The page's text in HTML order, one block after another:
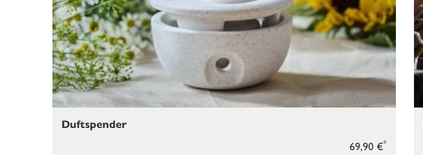
69,90 €*
Duftspender